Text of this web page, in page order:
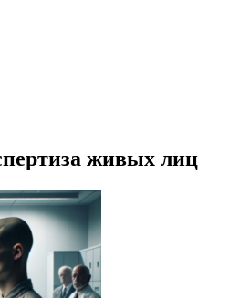
живых лиц